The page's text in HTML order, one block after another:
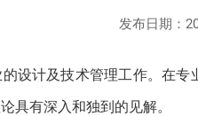
发布日期：
设计及技术管理工作。在
具有深入和独到的见解。